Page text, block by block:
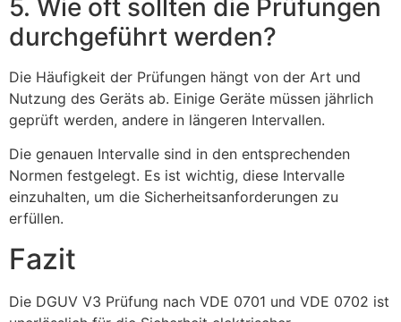
5. Wie oft sollten die Prüfungen
durchgeführt werden?
Die Häufigkeit der Prüfungen hängt von der Art und
Nutzung des Geräts ab. Einige Geräte müssen jährlich
geprüft werden, andere in längeren Intervallen.
Die genauen Intervalle sind in den entsprechenden
Normen festgelegt. Es ist wichtig, diese Intervalle
einzuhalten, um die Sicherheitsanforderungen zu
erfüllen.
Fazit
Die DGUV V3 Prüfung nach VDE 0701 und VDE 0702 ist